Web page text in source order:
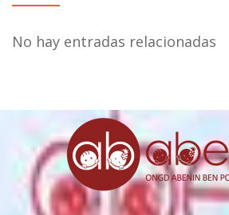
No hay entradas relacionadas